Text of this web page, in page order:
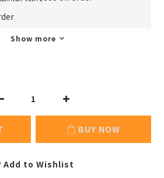
Show more
BUY NOW
Add to Wishlist